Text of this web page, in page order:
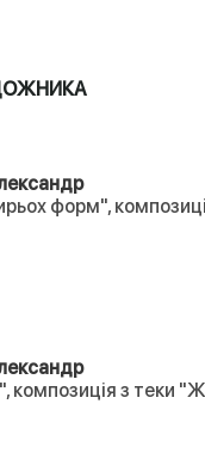
форм",
композиція з теки